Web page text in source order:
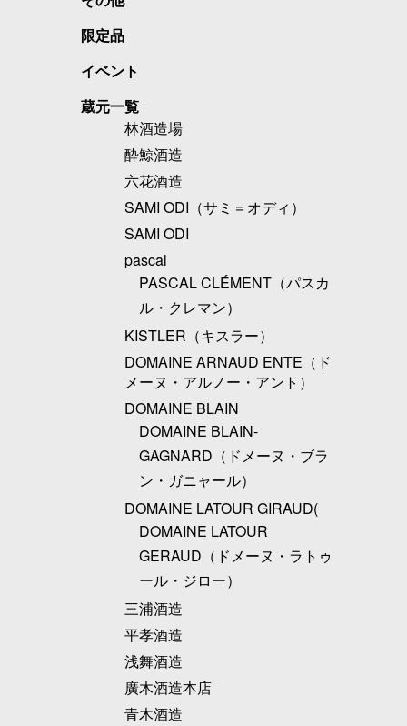
限定品
イベント
蔵元一覧
林酒造場
酔鯨酒造
六花酒造
SAMI ODI（サミ＝オディ）
SAMI ODI
pascal
PASCAL CLÉMENT（パスカ
ル・クレマン）
KISTLER（キスラー）
DOMAINE ARNAUD ENTE（ド
メーヌ・アルノー・アント）
DOMAINE BLAIN
DOMAINE BLAIN-
GAGNARD（ドメーヌ・ブラ
ン・ガニャール）
DOMAINE LATOUR GIRAUD(
DOMAINE LATOUR
GERAUD（ドメーヌ・ラトゥ
ール・ジロー）
三浦酒造
平孝酒造
浅舞酒造
廣木酒造本店
青木酒造